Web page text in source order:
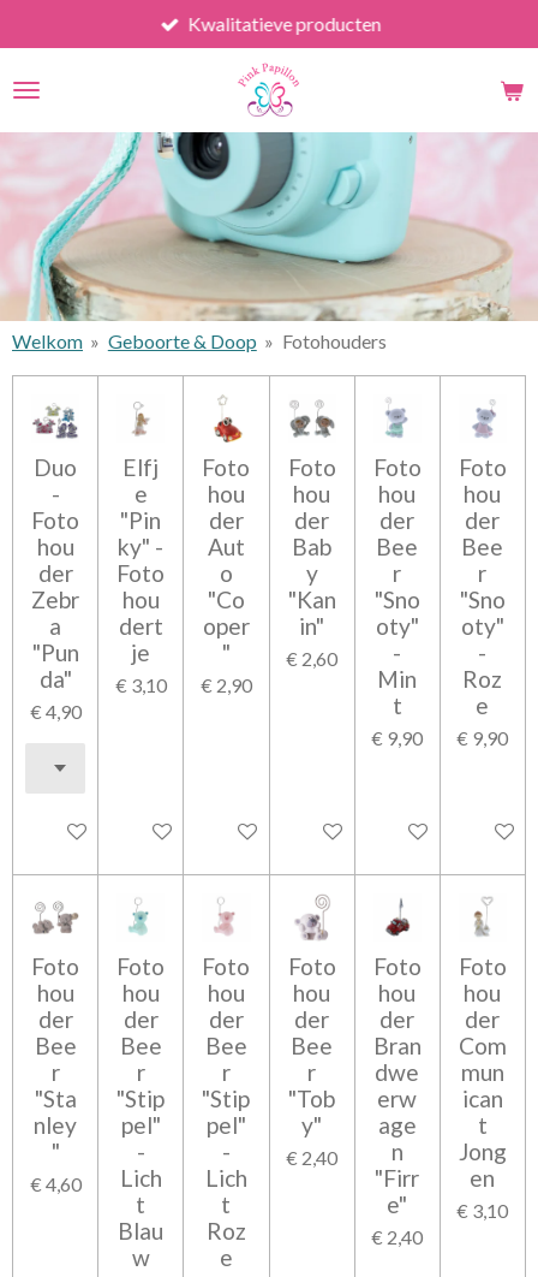
direct
naar
hoofdinhoud
Kwalitatieve producten
Welkom » Geboorte & Doop » Fotohouders
Duo
-
Foto
hou
der
Zebr
a
"Pun
da"
€ 4,90
In winkelwagen
Elfj
e
"Pin
ky" -
Foto
hou
dert
je
€ 3,10
In winkelwagen
Foto
hou
der
Aut
o
"Co
oper
"
€ 2,90
In winkelwagen
Foto
hou
der
Bab
y
"Kan
in"
€ 2,60
In winkelwagen
Foto
hou
der
Bee
r
"Sno
oty"
-
Min
t
€ 9,90
In winkelwagen
Foto
hou
der
Bee
r
"Sno
oty"
-
Roz
e
€ 9,90
In
Foto
hou
der
Bee
r
"Sta
nley
"
€ 4,60
Foto
hou
der
Bee
r
"Stip
pel"
-
Lich
t
Blau
w
Foto
hou
der
Bee
r
"Stip
pel"
-
Lich
t
Roz
e
Foto
hou
der
Bee
r
"Tob
y"
€ 2,40
Foto
hou
der
Bran
dwe
erw
age
n
"Firr
e"
€ 2,40
Foto
hou
der
Com
mun
ican
t
Jong
en
€ 3,10